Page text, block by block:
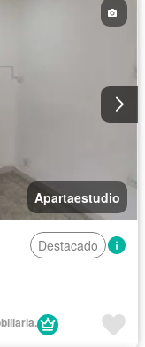
Apartaestudio
Destacado